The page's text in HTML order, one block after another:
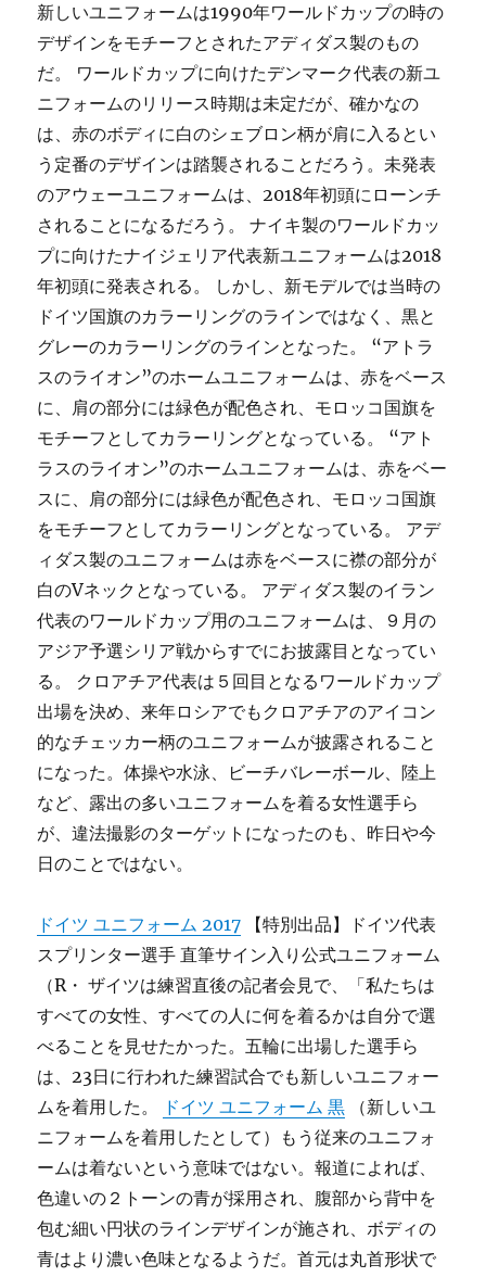
新しいユニフォームは1990年ワールドカップの時の
デザインをモチーフとされたアディダス製のもの
だ。 ワールドカップに向けたデンマーク代表の新ユ
ニフォームのリリース時期は未定だが、確かなの
は、赤のボディに白のシェブロン柄が肩に入るとい
う定番のデザインは踏襲されることだろう。未発表
のアウェーユニフォームは、2018年初頭にローンチ
されることになるだろう。 ナイキ製のワールドカッ
プに向けたナイジェリア代表新ユニフォームは2018
年初頭に発表される。 しかし、新モデルでは当時の
ドイツ国旗のカラーリングのラインではなく、黒と
グレーのカラーリングのラインとなった。 “アトラ
スのライオン”のホームユニフォームは、赤をベース
に、肩の部分には緑色が配色され、モロッコ国旗を
モチーフとしてカラーリングとなっている。 “アト
ラスのライオン”のホームユニフォームは、赤をベー
スに、肩の部分には緑色が配色され、モロッコ国旗
をモチーフとしてカラーリングとなっている。 アデ
ィダス製のユニフォームは赤をベースに襟の部分が
白のVネックとなっている。 アディダス製のイラン
代表のワールドカップ用のユニフォームは、９月の
アジア予選シリア戦からすでにお披露目となってい
る。 クロアチア代表は５回目となるワールドカップ
出場を決め、来年ロシアでもクロアチアのアイコン
的なチェッカー柄のユニフォームが披露されること
になった。体操や水泳、ビーチバレーボール、陸上
など、露出の多いユニフォームを着る女性選手ら
が、違法撮影のターゲットになったのも、昨日や今
日のことではない。
ドイツ ユニフォーム 2017 【特別出品】ドイツ代表
スプリンター選手 直筆サイン入り公式ユニフォーム
（R・ ザイツは練習直後の記者会見で、「私たちは
すべての女性、すべての人に何を着るかは自分で選
べることを見せたかった。五輪に出場した選手ら
は、23日に行われた練習試合でも新しいユニフォー
ムを着用した。
ドイツ ユニフォーム 黒 （新しいユ
ニフォームを着用したとして）もう従来のユニフォ
ームは着ないという意味ではない。報道によれば、
色違いの２トーンの青が採用され、腹部から背中を
包む細い円状のラインデザインが施され、ボディの
青はより濃い色味となるようだ。首元は丸首形状で